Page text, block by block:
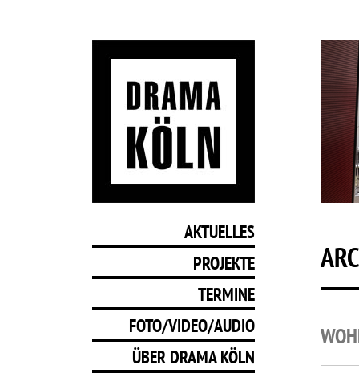
AKTUELLES
PROJEKTE
TERMINE
FOTO/VIDEO/AUDIO
ÜBER DRAMA KÖLN